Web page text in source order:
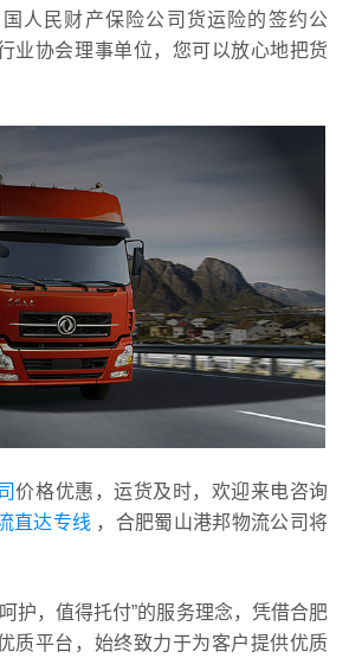
人民财产保险公司货运险的签约公
业协会理事单位，您可以放心地把货
价格优惠，运货及时，欢迎来电咨询
直达专线 ，合肥蜀山港邦物流公司将
护，值得托付”的服务理念，凭借合肥
质平台，始终致力于为客户提供优质